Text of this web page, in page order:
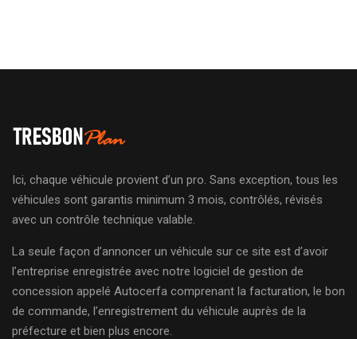
Ici, chaque véhicule provient d’un pro. Sans exception, tous les
véhicules sont garantis minimum 3 mois, contrôlés, révisés
avec un contrôle technique valable.
La seule façon d’annoncer un véhicule sur ce site est d’avoir
l’entreprise enregistrée avec notre logiciel de gestion de
concession appelé Autocerfa comprenant la facturation, le bon
de commande, l’enregistrement du véhicule auprès de la
préfecture et bien plus encore.